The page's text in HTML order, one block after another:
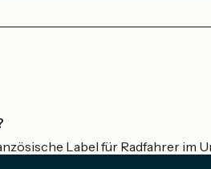
Label für Radfahrer im